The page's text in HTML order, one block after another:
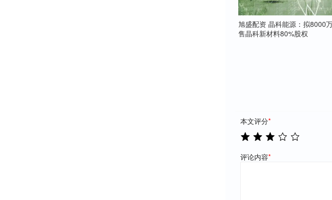
旭盛配资 晶科能源：拟8000
售晶科新材料80%股权
本文评分*
评论内容*